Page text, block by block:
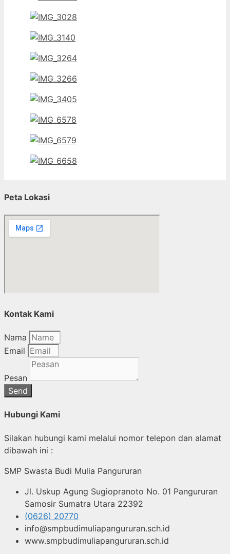
Peta Lokasi
Kontak Kami
Nama
Email
Pesan
Send
Hubungi Kami
Silakan hubungi kami melalui nomor telepon dan alamat
dibawah ini :
SMP Swasta Budi Mulia Pangururan
Jl. Uskup Agung Sugiopranoto No. 01 Pangururan
Samosir Sumatra Utara 22392
(0626) 20770
info@smpbudimuliapangururan.sch.id
www.smpbudimuliapangururan.sch.id